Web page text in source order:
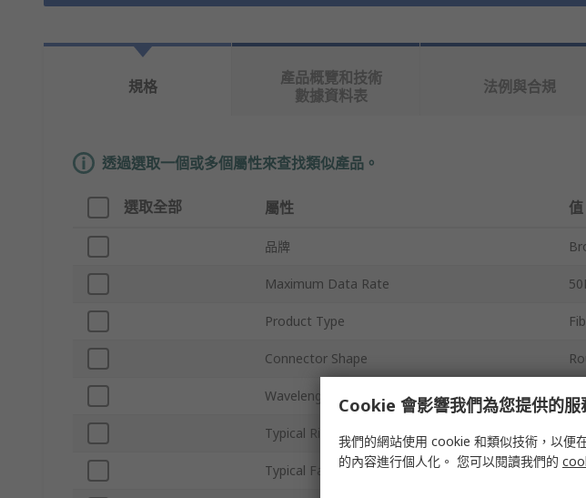
規格
產品概覽和技術
數據資料表
法例與合規
透過選取一個或多個屬性來查找類似產品。
選取全部 屬性 值
品牌
Maximum Data Rate
Product Type
Connector Shape
Wavelength of Peak Sensitivity
Typical Rise Time
Typical Fall Time
Cookie 會影響我們為您提供的服
我們的網站使用 cookie 和類似技術，以便
的內容進行個人化。 您可以閱讀我們的